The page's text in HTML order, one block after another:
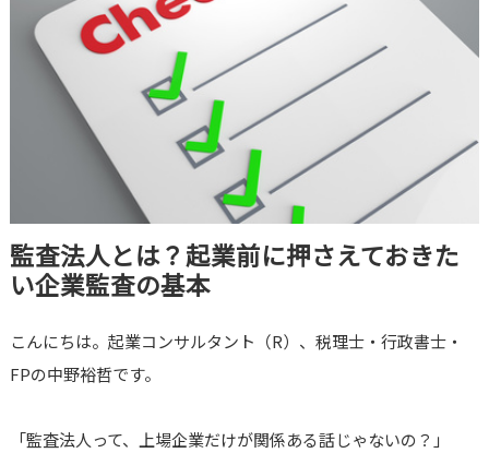
監査法人とは？起業前に押さえておきた
い企業監査の基本
こんにちは。起業コンサルタント（R）、税理士・行政書士・
FPの中野裕哲です。
「監査法人って、上場企業だけが関係ある話じゃないの？」